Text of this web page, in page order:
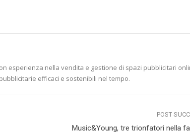
esperienza nella vendita e gestione di spazi pubblicitari
efficaci e sostenibili nel tempo.
POST
Music&Young, tre trionfatori nella